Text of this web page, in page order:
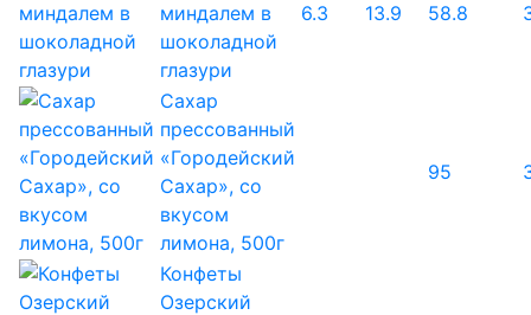
миндалем в
шоколадной
глазури
6.3 13.9 58.8
Сахар
прессованный
«Городейский
Сахар», со
вкусом
лимона, 500г
95
Конфеты
Озерский